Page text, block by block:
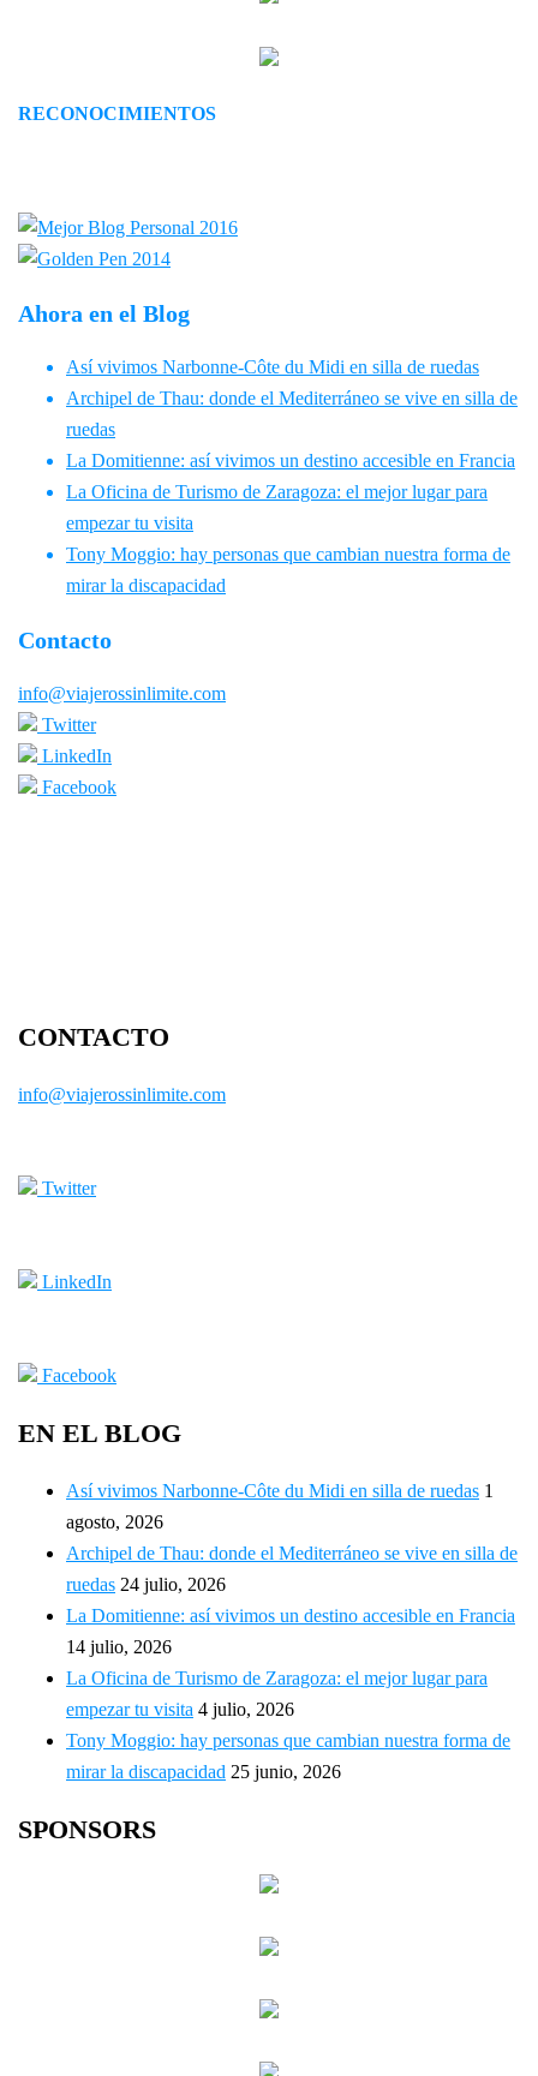
RECONOCIMIENTOS
Ahora en el Blog
Así vivimos Narbonne-Côte du Midi en silla de ruedas
Archipel de Thau: donde el Mediterráneo se vive en silla de
ruedas
La Domitienne: así vivimos un destino accesible en Francia
La Oficina de Turismo de Zaragoza: el mejor lugar para
empezar tu visita
Tony Moggio: hay personas que cambian nuestra forma de
mirar la discapacidad
Contacto
info@viajerossinlimite.com
Twitter
LinkedIn
Facebook
CONTACTO
info@viajerossinlimite.com
Twitter
LinkedIn
Facebook
EN EL BLOG
Así vivimos Narbonne-Côte du Midi en silla de ruedas 1
agosto, 2026
Archipel de Thau: donde el Mediterráneo se vive en silla de
ruedas 24 julio, 2026
La Domitienne: así vivimos un destino accesible en Francia
14 julio, 2026
La Oficina de Turismo de Zaragoza: el mejor lugar para
empezar tu visita 4 julio, 2026
Tony Moggio: hay personas que cambian nuestra forma de
mirar la discapacidad 25 junio, 2026
SPONSORS